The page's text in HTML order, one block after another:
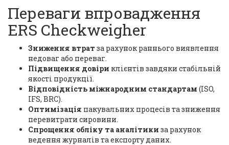
Переваги впровадження
ERS Checkweigher
Зниження втрат за рахунок раннього виявлення
недоваг або переваг.
Підвищення довіри клієнтів завдяки стабільній
якості продукції.
Відповідність міжнародним стандартам (ІSO,
IFS, BRC).
Оптимізація пакувальних процесів та зниження
перевитрати сировини.
Спрощення обліку та аналітики за рахунок
ведення журналів та експорту даних.